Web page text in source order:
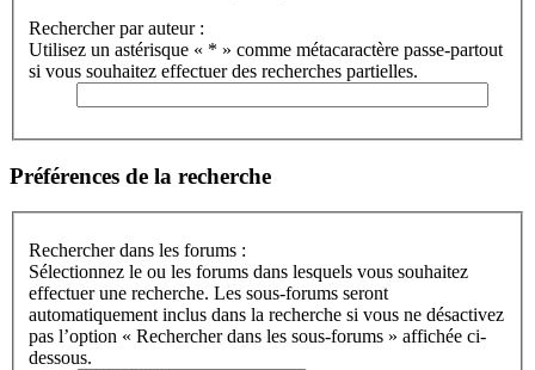
Rechercher par auteur :
Utilisez un astérisque « * » comme métacaractère passe-partout
si vous souhaitez effectuer des recherches partielles.
Préférences de la recherche
Rechercher dans les forums :
Sélectionnez le ou les forums dans lesquels vous souhaitez
effectuer une recherche. Les sous-forums seront
automatiquement inclus dans la recherche si vous ne désactivez
pas l’option « Rechercher dans les sous-forums » affichée ci-
dessous.